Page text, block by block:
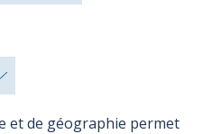
et de géographie permet